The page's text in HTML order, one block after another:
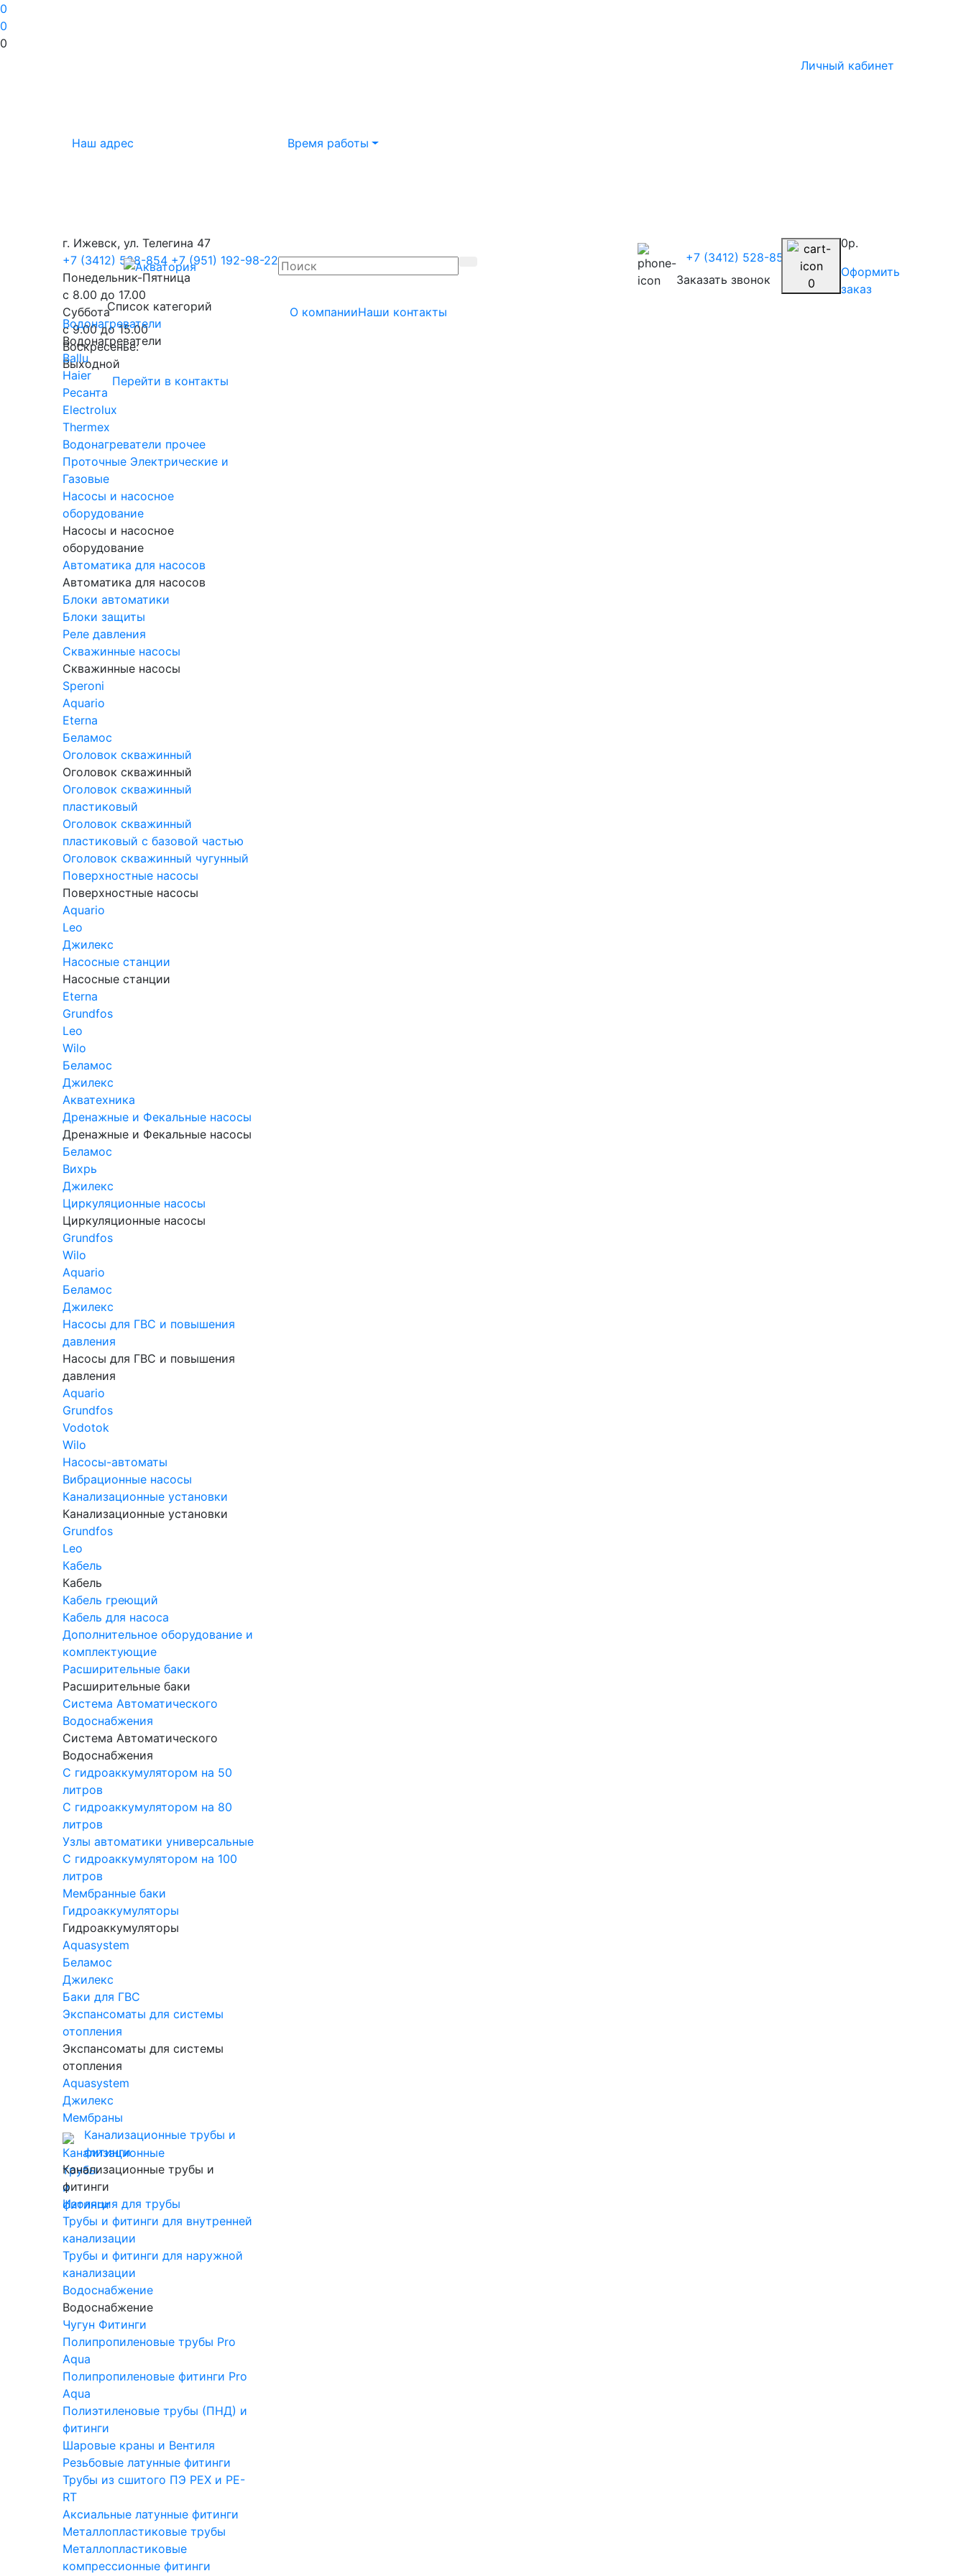
0
0
0
Наш адрес
г. Ижевск, ул. Телегина 47
+7 (3412) 528-854 +7 (951) 192-98-22
Понедельник-Пятница
с 8.00 до 17.00
Суббота
с 9.00 до 15.00
Воскресенье:
Выходной
Перейти в контакты
Время работы
Личный кабинет
+7 (3412) 528-854
Заказать звонок
0
0р.
Оформить
заказ
Список категорий
Водонагреватели
Водонагреватели
Ballu
Haier
Ресанта
Electrolux
Thermex
Водонагреватели прочее
Проточные Электрические и
Газовые
Насосы и насосное
оборудование
Насосы и насосное
оборудование
Автоматика для насосов
Автоматика для насосов
Блоки автоматики
Блоки защиты
Реле давления
Скважинные насосы
Скважинные насосы
Speroni
Aquario
Eterna
Беламос
Оголовок скважинный
Оголовок скважинный
Оголовок скважинный
пластиковый
Оголовок скважинный
пластиковый с базовой частью
Оголовок скважинный чугунный
Поверхностные насосы
Поверхностные насосы
Aquario
Leo
Джилекс
Насосные станции
Насосные станции
Eterna
Grundfos
Leo
Wilo
Беламос
Джилекс
Акватехника
Дренажные и Фекальные насосы
Дренажные и Фекальные насосы
Беламос
Вихрь
Джилекс
Циркуляционные насосы
Циркуляционные насосы
Grundfos
Wilo
Aquario
Беламос
Джилекс
Насосы для ГВС и повышения
давления
Насосы для ГВС и повышения
давления
Aquario
Grundfos
Vodotok
Wilo
Насосы-автоматы
Вибрационные насосы
Канализационные установки
Канализационные установки
Grundfos
Leo
Кабель
Кабель
Кабель греющий
Кабель для насоса
Дополнительное оборудование и
комплектующие
Расширительные баки
Расширительные баки
Система Автоматического
Водоснабжения
Система Автоматического
Водоснабжения
С гидроаккумулятором на 50
литров
С гидроаккумулятором на 80
литров
Узлы автоматики универсальные
С гидроаккумулятором на 100
литров
Мембранные баки
Гидроаккумуляторы
Гидроаккумуляторы
Aquasystem
Беламос
Джилекс
Баки для ГВС
Экспансоматы для системы
отопления
Экспансоматы для системы
отопления
Aquasystem
Джилекс
Мембраны
Канализационные трубы и
фитинги
Канализационные трубы и
фитинги
Изоляция для трубы
Трубы и фитинги для внутренней
канализации
Трубы и фитинги для наружной
канализации
Водоснабжение
Водоснабжение
Чугун Фитинги
Полипропиленовые трубы Pro
Aqua
Полипропиленовые фитинги Pro
Aqua
Полиэтиленовые трубы (ПНД) и
фитинги
Шаровые краны и Вентиля
Резьбовые латунные фитинги
Трубы из сшитого ПЭ PEX и PE-
RT
Аксиальные латунные фитинги
Металлопластиковые трубы
Металлопластиковые
компрессионные фитинги
О компанииНаши контакты